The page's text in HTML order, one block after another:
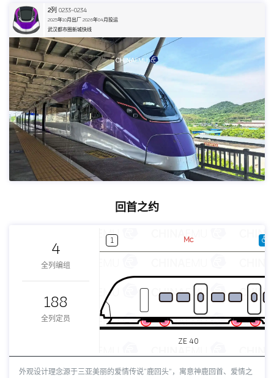
2列 0233~0234
2025年10月出厂 2026年04月投运
武汉都市圈新城快线
回首之约
4
全列编组
188
全列定员
1 Mc
ZE 40
外观设计理念源于三亚美丽的爱情传说“鹿回头”，寓意神鹿回首、爱情之